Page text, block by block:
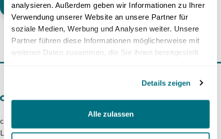
analysieren. Außerdem geben wir Informationen zu Ihrer
Verwendung unserer Website an unsere Partner für
soziale Medien, Werbung und Analysen weiter. Unsere
Partner führen diese Informationen möglicherweise mit
weiteren Daten zusammen, die Sie ihnen bereitgestellt
Details zeigen
Alle zulassen
Der mit der wirtschaftlichen Prosperität der
Schweiz einhergehende Wertzuwachs
Schweizerischen Grund und Bodens soll soweit
möglich der lokalen Bevölkerung
zugutekommen.
crowdhouse (Schweiz) AG
Lerchenstrasse 24